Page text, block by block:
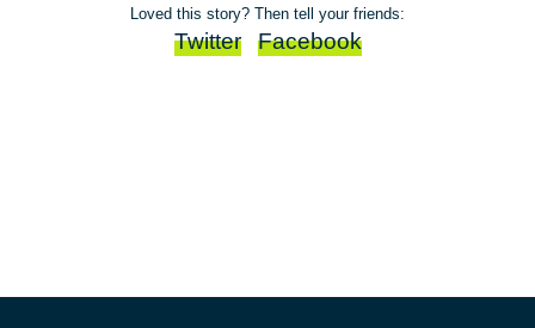
Loved this story? Then tell your friends:
Twitter Facebook